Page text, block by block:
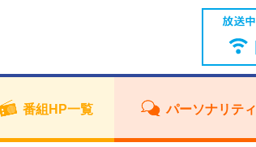
番組HP一覧 パーソナリティ